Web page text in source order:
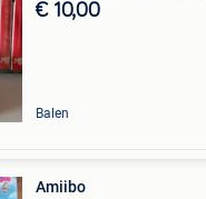
€ 10,00
Balen
Amiibo